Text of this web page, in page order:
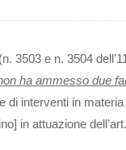
3503 e n. 3504
ha ammesso due
di interventi in
in attuazione